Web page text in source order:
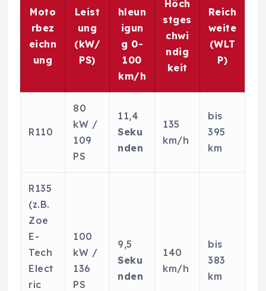
Moto
rbez
eichn
ung
Leist
ung
(kW/
PS)
hleun
igun
g 0-
100
km/h
Höch
stges
chwi
ndig
keit
Reich
weite
(WLT
P)
R110
80
kW /
109
PS
11,4
Seku
nden
135
km/h
bis
395
km
R135
(z.B.
Zoe
E-
Tech
Elect
ric
100
kW /
136
PS
9,5
Seku
nden
140
km/h
bis
383
km